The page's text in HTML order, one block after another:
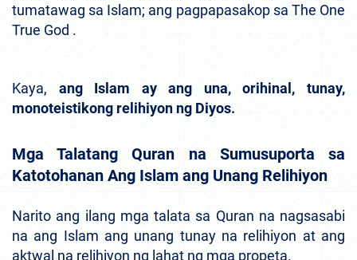
tumatawag sa Islam; ang pagpapasakop sa The One
True God .
Kaya, ang Islam ay ang una, orihinal, tunay,
monoteistikong relihiyon ng Diyos.
Mga Talatang Quran na Sumusuporta sa
Katotohanan Ang Islam ang Unang Relihiyon
Narito ang ilang mga talata sa Quran na nagsasabi
na ang Islam ang unang tunay na relihiyon at ang
aktwal na relihiyon ng lahat ng mga propeta.